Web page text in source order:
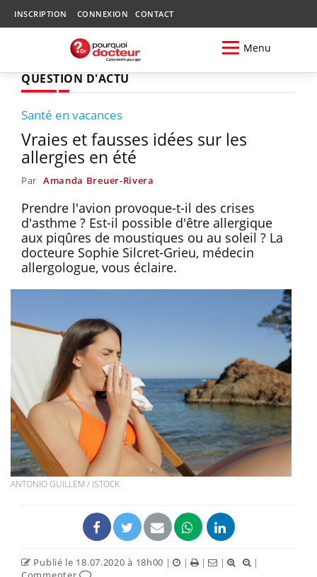
INSCRIPTION CONNEXION CONTACT
Menu
QUESTION D'ACTU
Santé en vacances
Vraies et fausses idées sur les
allergies en été
Par Amanda Breuer-Rivera
Prendre l'avion provoque-t-il des crises
d'asthme ? Est-il possible d'être allergique
aux piqûres de moustiques ou au soleil ? La
docteure Sophie Silcret-Grieu, médecin
allergologue, vous éclaire.
ANTONIO GUILLEM / ISTOCK
Publié le 18.07.2020 à 18h00 | | | |
|